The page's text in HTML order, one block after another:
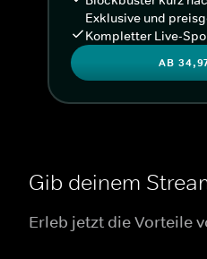
Exklusive und
Kompletter Live-
AB
Gib deinem
Erleb jetzt die Vorteile